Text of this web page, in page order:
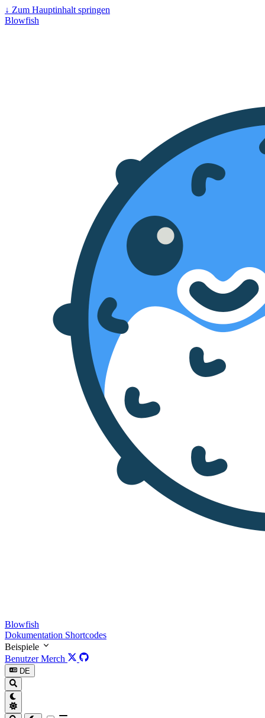
↓ Zum Hauptinhalt springen
Blowfish
Blowfish
Dokumentation Shortcodes
Beispiele
BenutzerMerch
DE